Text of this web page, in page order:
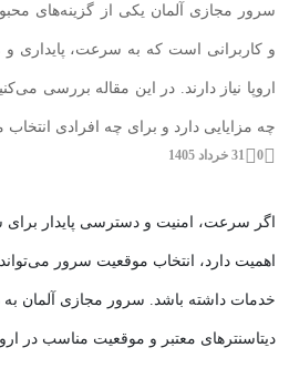
سرور مجازی آلمان یکی از گزینه‌های
و کاربرانی است که به سرعت، پایداری و
اروپا نیاز دارند. در این مقاله بررسی
چه مزایایی دارد و برای چه افرادی
0 31 خرداد 1405
اگر سرعت، امنیت و دسترسی پایدار
اهمیت دارد، انتخاب موقعیت سرور
خدمات داشته باشد. سرور مجازی آلمان به
دیتاسنترهای معتبر و موقعیت مناسب در